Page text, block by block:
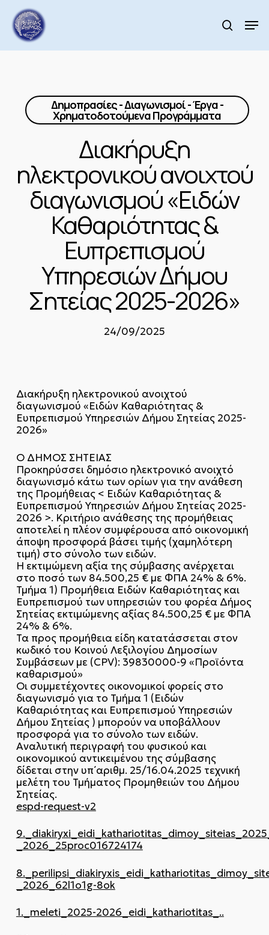
main
content
search
Δημοπρασίες - Διαγωνισμοί - Έργα -
Χρηματοδοτούμενα Προγράμματα
Διακήρυξη
ηλεκτρονικού ανοιχτού
διαγωνισμού «Ειδών
Καθαριότητας &
Ευπρεπισμού
Υπηρεσιών Δήμου
Σητείας 2025-2026»
24/09/2025
Διακήρυξη ηλεκτρονικού ανοιχτού
διαγωνισμού «Ειδών Καθαριότητας &
Ευπρεπισμού Υπηρεσιών Δήμου Σητείας 2025-
2026»
Ο ΔΗΜΟΣ ΣΗΤΕΙΑΣ
Προκηρύσσει δημόσιο ηλεκτρονικό ανοιχτό
διαγωνισμό κάτω των ορίων για την ανάθεση
της Προμήθειας < Ειδών Καθαριότητας &
Ευπρεπισμού Υπηρεσιών Δήμου Σητείας 2025-
2026 >. Κριτήριο ανάθεσης της προμήθειας
αποτελεί η πλέον συμφέρουσα από οικονομική
άποψη προσφορά βάσει τιμής (χαμηλότερη
τιμή) στο σύνολο των ειδών.
Η εκτιμώμενη αξία της σύμβασης ανέρχεται
στο ποσό των 84.500,25 € με ΦΠΑ 24% & 6%.
Τμήμα 1) Προμήθεια Ειδών Καθαριότητας και
Ευπρεπισμού των υπηρεσιών του φορέα Δήμος
Σητείας εκτιμώμενης αξίας 84.500,25 € με ΦΠΑ
24% & 6%.
Τα προς προμήθεια είδη κατατάσσεται στον
κωδικό του Κοινού Λεξιλογίου Δημοσίων
Συμβάσεων με (CPV): 39830000-9 «Προϊόντα
καθαρισμού»
Οι συμμετέχοντες οικονομικοί φορείς στο
διαγωνισμό για το Τμήμα 1 (Ειδών
Καθαριότητας και Ευπρεπισμού Υπηρεσιών
Δήμου Σητείας ) μπορούν να υποβάλλουν
προσφορά για το σύνολο των ειδών.
Αναλυτική περιγραφή του φυσικού και
οικονομικού αντικειμένου της σύμβασης
δίδεται στην υπ΄αριθμ. 25/16.04.2025 τεχνική
μελέτη του Τμήματος Προμηθειών του Δήμου
Σητείας.
espd-request-v2
_2026_25proc016724174
_2026_62l1o1g-8ok
1._meleti_2025-2026_eidi_kathariotitas_..
Menu